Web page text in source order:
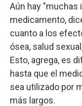
Aún hay "muchas
medicamento,
cuanto a los
ósea, salud
Esto, agrega, es
hasta que el
sea utilizado por
más largos.